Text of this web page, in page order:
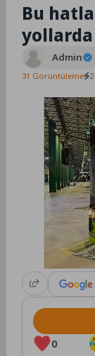
Bu
yollarda
Admin
31 Görüntüleme 2
0